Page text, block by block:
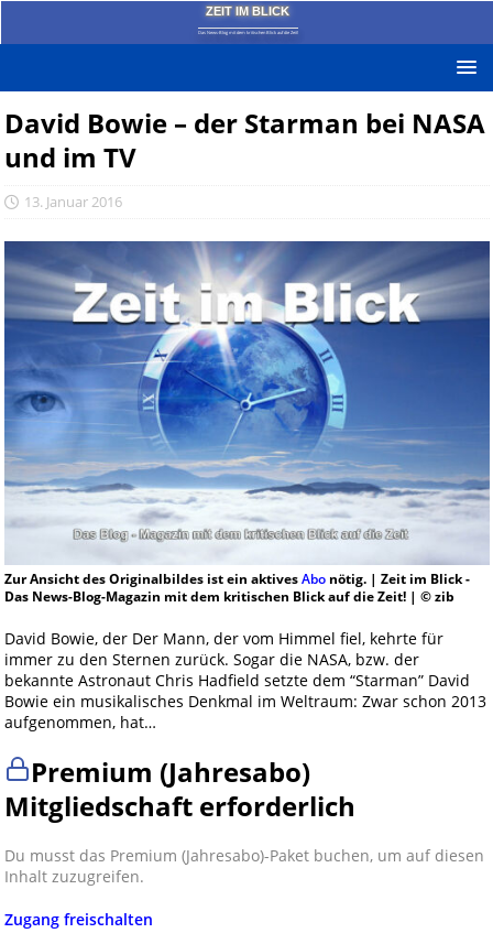
ZEIT IM BLICK
Das News-Blog mit dem kritischen Blick auf die Zeit!
David Bowie – der Starman bei NASA
und im TV
13. Januar 2016
Zur Ansicht des Originalbildes ist ein aktivesAbonötig. | Zeit im Blick -
Das News-Blog-Magazin mit dem kritischen Blick auf die Zeit! | © zib
David Bowie, der Der Mann, der vom Himmel fiel, kehrte für
immer zu den Sternen zurück. Sogar die NASA, bzw. der
bekannte Astronaut Chris Hadfield setzte dem “Starman” David
Bowie ein musikalisches Denkmal im Weltraum: Zwar schon 2013
aufgenommen, hat…
Premium (Jahresabo)
Mitgliedschaft erforderlich
Du musst das Premium (Jahresabo)-Paket buchen, um auf diesen
Inhalt zuzugreifen.
Zugang freischalten